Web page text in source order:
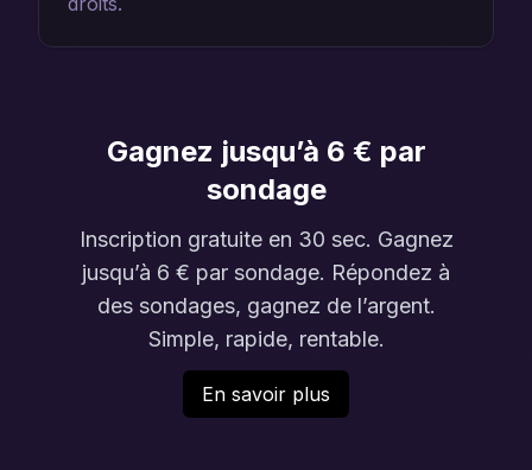
Gagnez jusqu’à 6 € par
sondage
Inscription gratuite en 30 sec. Gagnez
jusqu’à 6 € par sondage. Répondez à
des sondages, gagnez de l’argent.
Simple, rapide, rentable.
En savoir plus